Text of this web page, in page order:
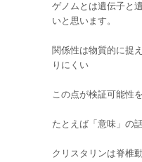
ゲノムとは遺伝子と
いと思います。
関係性は物質的に捉
りにくい
この点が検証可能性
たとえば「意味」の
クリスタリンは脊椎